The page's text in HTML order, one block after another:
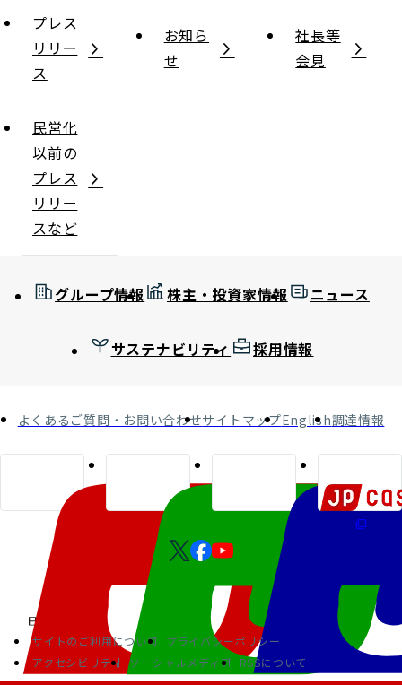
プレス
リリー
ス
お知ら
せ
社長等
会見
民営化
以前の
プレス
リリー
スなど
グループ情報 株主・投資家情報 ニュース
サステナビリティ 採用情報
よくあるご質問・お問い合わせサイトマップEnglish調達情報
サイトのご利用について
プライバシーポリシー
アクセシビリティ
ソーシャルメディア RSSについて